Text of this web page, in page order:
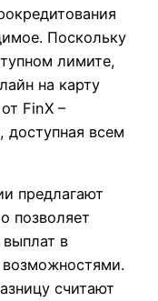
Поскольку
лимите,
на карту
FinX –
доступная всем
предлагают
позволяет
в
считают